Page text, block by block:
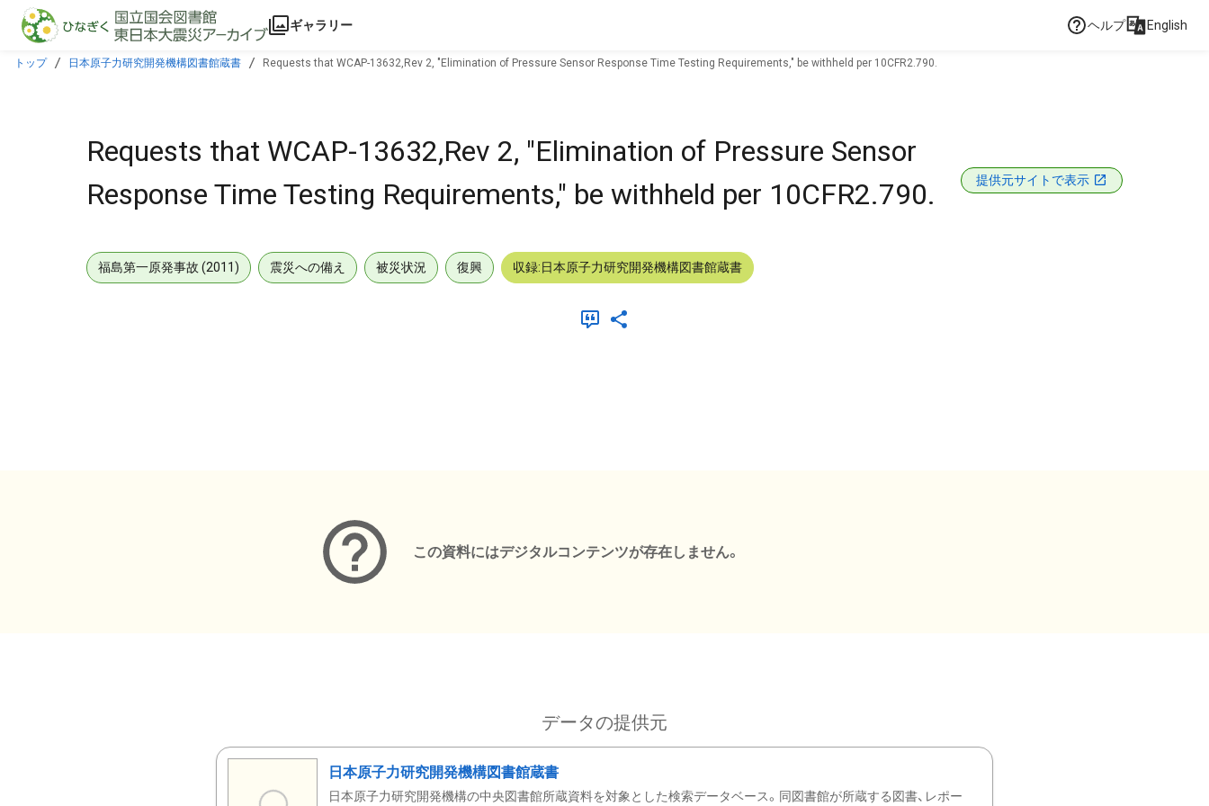
本文に飛ぶ
ギャラリー ヘルプ English
トップ 日本原子力研究開発機構図書館蔵書 Requests that WCAP-13632,Rev 2, "Elimination of Pressure Sensor Response Time Testing Requirements," be withheld per 10CFR2.790.
Requests that WCAP-13632,Rev 2, "Elimination of Pressure Sensor
Response Time Testing Requirements," be withheld per 10CFR2.790.
提供元サイトで表示
福島第一原発事故 (2011) 震災への備え 被災状況 復興 収録:日本原子力研究開発機構図書館蔵書
この資料にはデジタルコンテンツが存在しません。
データの提供元
日本原子力研究開発機構図書館蔵書
日本原子力研究開発機構の中央図書館所蔵資料を対象とした検索データベース。同図書館が所蔵する図書、レポー